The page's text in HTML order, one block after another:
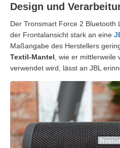
Design und
Der Tronsmart Force 2 Bluetooth
der Frontalansicht stark an eine
Maßangabe des Herstellers
Textil-Mantel , wie er
verwendet wird, lässt an JBL